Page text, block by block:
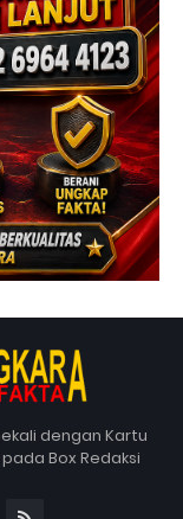
dengan Kartu
Box Redaksi